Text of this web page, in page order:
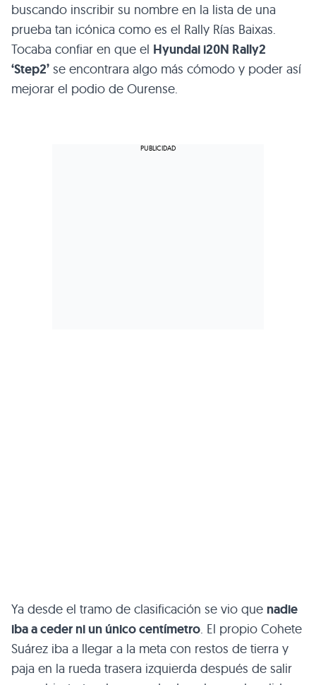
buscando inscribir su nombre en la lista de una
prueba tan icónica como es el Rally Rías Baixas.
Tocaba confiar en que el Hyundai i20N Rally2
‘Step2’ se encontrara algo más cómodo y poder así
mejorar el podio de Ourense.
Ya desde el tramo de clasificación se vio que nadie
iba a ceder ni un único centímetro. El propio Cohete
Suárez iba a llegar a la meta con restos de tierra y
paja en la rueda trasera izquierda después de salir